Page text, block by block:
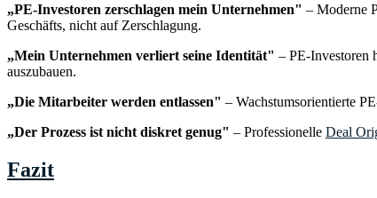
„PE-Investoren zerschlagen mein Unternehmen" – Moderne
Geschäfts, nicht auf Zerschlagung.
„Mein Unternehmen verliert seine Identität" – PE-Investoren
auszubauen.
„Die Mitarbeiter werden entlassen" – Wachstumsorientierte
„Der Prozess ist nicht diskret genug" – Professionelle Deal
Fazit